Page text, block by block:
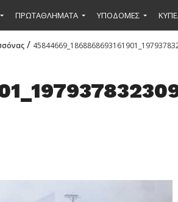
ΠΡΩΤΑΘΛΗΜΑΤΑ ΥΠΟΔΟΜΕΣ
/